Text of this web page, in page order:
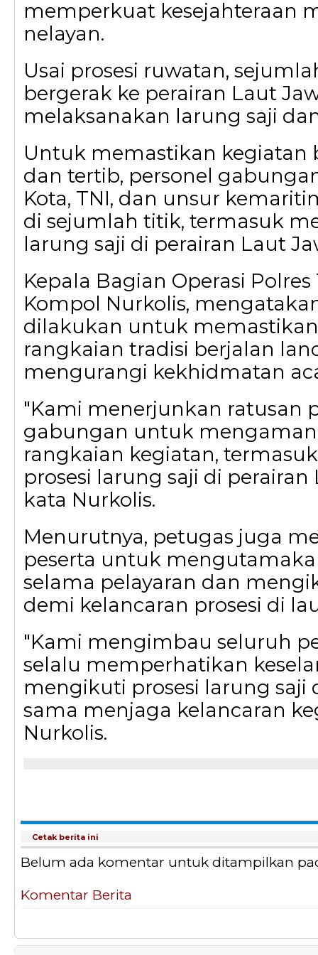
memperkuat kesejahteraan
nelayan.
Usai prosesi ruwatan,
bergerak ke perairan Laut
melaksanakan larung saji
Untuk memastikan kegiatan
dan tertib, personel
Kota, TNI, dan unsur
di sejumlah titik, termasuk
larung saji di perairan Laut
Kepala Bagian Operasi Polres
Kompol Nurkolis,
dilakukan untuk
rangkaian tradisi berjalan
mengurangi kekhidmatan
"Kami menerjunkan ratusan
gabungan untuk
rangkaian kegiatan,
prosesi larung saji di perairan
kata Nurkolis.
Menurutnya, petugas juga
peserta untuk
selama pelayaran dan
demi kelancaran prosesi di
"Kami mengimbau seluruh
selalu memperhatikan
mengikuti prosesi larung saji
sama menjaga kelancaran
Nurkolis.
Cetak berita ini
Belum ada komentar untuk ditampilkan
Komentar Berita